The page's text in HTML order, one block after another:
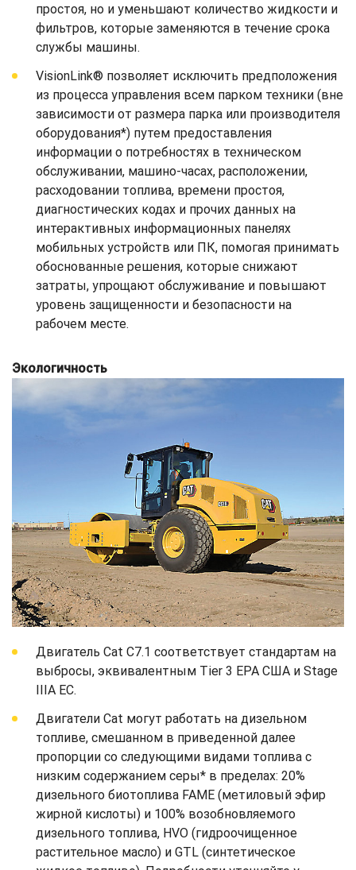
простоя, но и уменьшают количество жидкости и
фильтров, которые заменяются в течение срока
службы машины.
VisionLink® позволяет исключить предположения
из процесса управления всем парком техники (вне
зависимости от размера парка или производителя
оборудования*) путем предоставления
информации о потребностях в техническом
обслуживании, машино-часах, расположении,
расходовании топлива, времени простоя,
диагностических кодах и прочих данных на
интерактивных информационных панелях
мобильных устройств или ПК, помогая принимать
обоснованные решения, которые снижают
затраты, упрощают обслуживание и повышают
уровень защищенности и безопасности на
рабочем месте.
Экологичность
Двигатель Cat C7.1 соответствует стандартам на
выбросы, эквивалентным Tier 3 EPA США и Stage
IIIA ЕС.
Двигатели Cat могут работать на дизельном
топливе, смешанном в приведенной далее
пропорции со следующими видами топлива с
низким содержанием серы* в пределах: 20%
дизельного биотоплива FAME (метиловый эфир
жирной кислоты) и 100% возобновляемого
дизельного топлива, HVO (гидроочищенное
растительное масло) и GTL (синтетическое